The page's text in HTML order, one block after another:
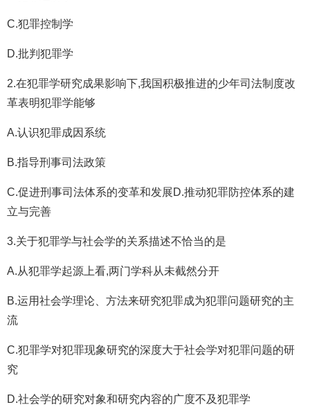
C.犯罪控制学
D.批判犯罪学
2.在犯罪学研究成果影响下,我国积极推进的少年司法制度改
革表明犯罪学能够
A.认识犯罪成因系统
B.指导刑事司法政策
C.促进刑事司法体系的变革和发展D.推动犯罪防控体系的建
立与完善
3.关于犯罪学与社会学的关系描述不恰当的是
A.从犯罪学起源上看,两门学科从未截然分开
B.运用社会学理论、方法来研究犯罪成为犯罪问题研究的主
流
C.犯罪学对犯罪现象研究的深度大于社会学对犯罪问题的研
究
D.社会学的研究对象和研究内容的广度不及犯罪学